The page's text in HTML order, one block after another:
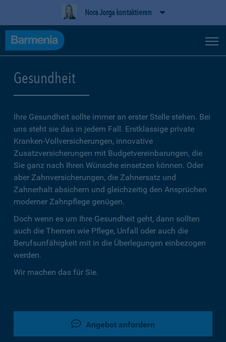
Nora Jorga kontaktieren
Gesundheit
Ihre Gesundheit sollte immer an erster Stelle stehen. Bei
uns steht sie das in jedem Fall. Erstklassige private
Kranken-Vollversicherungen, innovative
Zusatzversicherungen mit Budgetvereinbarungen, die
Sie ganz nach Ihren Wünsche einsetzen können. Oder
aber Zahnversicherungen, die Zahnersatz und
Zahnerhalt absichern und gleichzeitig den Ansprüchen
moderner Zahnpflege genügen.
Doch wenn es um Ihre Gesundheit geht, dann sollten
auch die Themen wie Pflege, Unfall oder auch die
Berufsunfähigkeit mit in die Überlegungen einbezogen
werden.
Wir machen das für Sie.
Angebot anfordern